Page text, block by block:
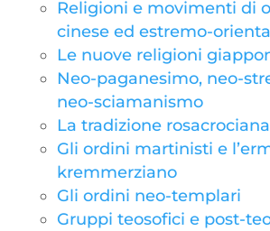
Religioni e movimenti di
cinese ed estremo-
Le nuove religioni
Neo-paganesimo, neo-
neo-sciamanismo
La tradizione rosacrociana
Gli ordini martinisti e
kremmerziano
Gli ordini neo-templari
Gruppi teosofici e post-